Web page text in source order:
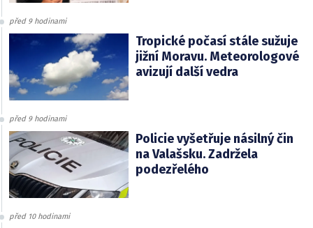
před 9 hodinami
Tropické počasí stále sužuje
jižní Moravu. Meteorologové
avizují další vedra
před 9 hodinami
Policie vyšetřuje násilný čin
na Valašsku. Zadržela
podezřelého
před 10 hodinami